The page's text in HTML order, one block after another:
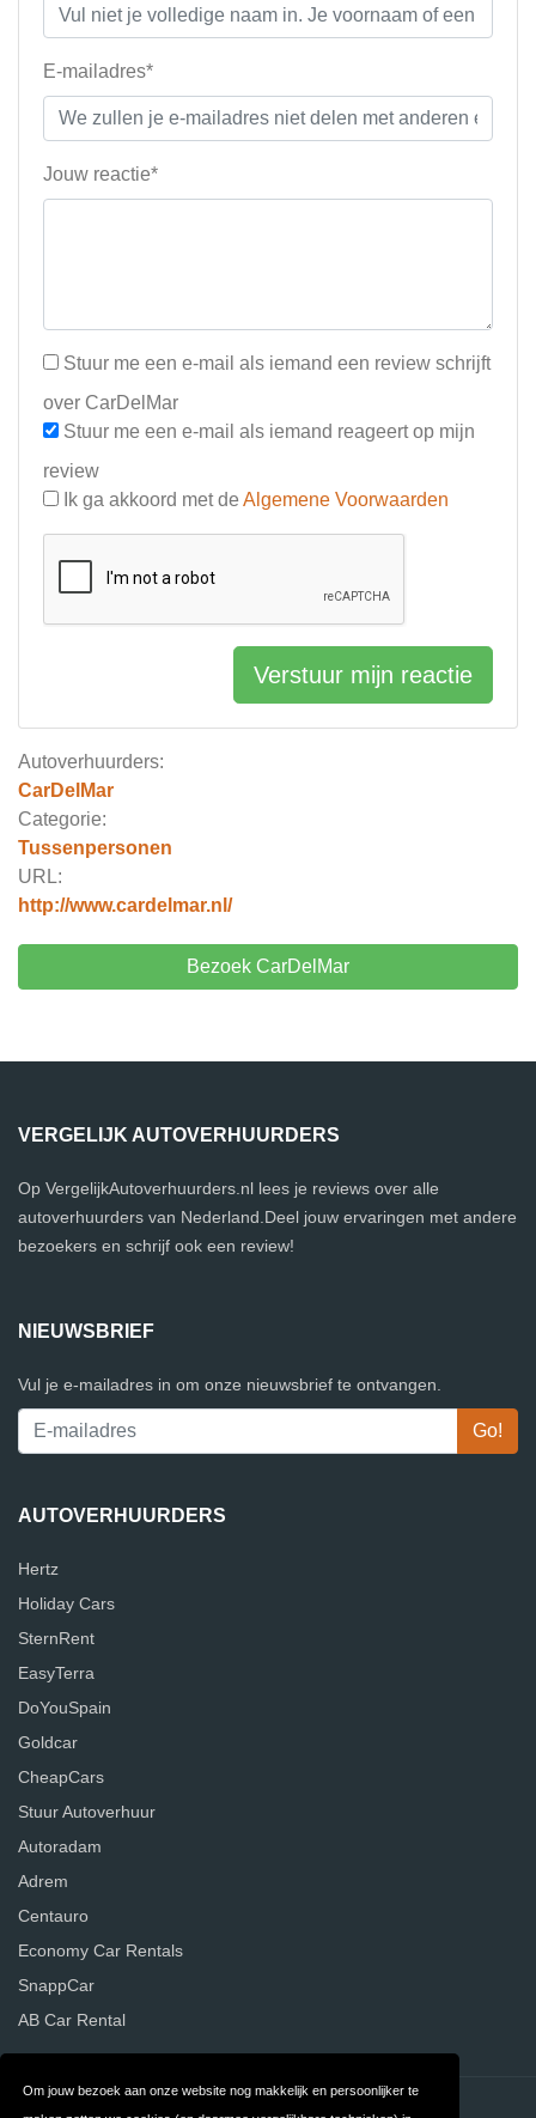
Om jouw bezoek aan onze website nog makkelijk en persoonlijker te
Autoverhuurders:
CarDelMar
Categorie:
Tussenpersonen
URL:
http://www.cardelmar.nl/
Bezoek CarDelMar
E-mailadres*
Jouw reactie*
Stuur me een e-mail als iemand een review schrijft
over CarDelMar
Stuur me een e-mail als iemand reageert op mijn
review
Ik ga akkoord met de Algemene Voorwaarden
Verstuur mijn reactie
VERGELIJK AUTOVERHUURDERS
Op VergelijkAutoverhuurders.nl lees je reviews over alle
autoverhuurders van Nederland.Deel jouw ervaringen met andere
bezoekers en schrijf ook een review!
NIEUWSBRIEF
Vul je e-mailadres in om onze nieuwsbrief te ontvangen.
AUTOVERHUURDERS
Hertz
Holiday Cars
SternRent
EasyTerra
DoYouSpain
Goldcar
CheapCars
Stuur Autoverhuur
Autoradam
Adrem
Centauro
Economy Car Rentals
SnappCar
AB Car Rental
Contact Privacy